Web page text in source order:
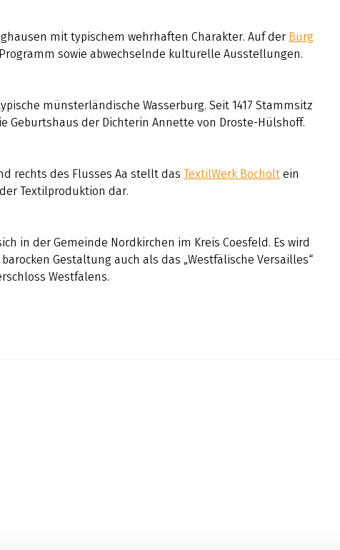
mit typischem wehrhaften Charakter. Auf der Burg
sowie abwechselnde kulturelle Ausstellungen.
münsterländische Wasserburg. Seit 1417 Stammsitz
Geburtshaus der Dichterin Annette von Droste-Hülshoff.
rechts des Flusses Aa stellt dasTextilWerk Bocholt ein
Textilproduktion dar.
in der Gemeinde Nordkirchen im Kreis Coesfeld. Es wird
Gestaltung auch als das „Westfälische Versailles“
Westfalens.